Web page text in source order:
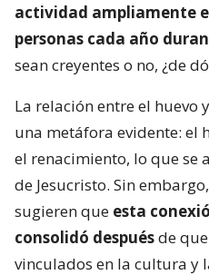
actividad ampliamente
personas cada año
sean creyentes o no, ¿de
La relación entre el huevo
una metáfora evidente: el
el renacimiento, lo que se
de Jesucristo. Sin
sugieren que esta
consolidó despuésde
vinculados en la cultura y